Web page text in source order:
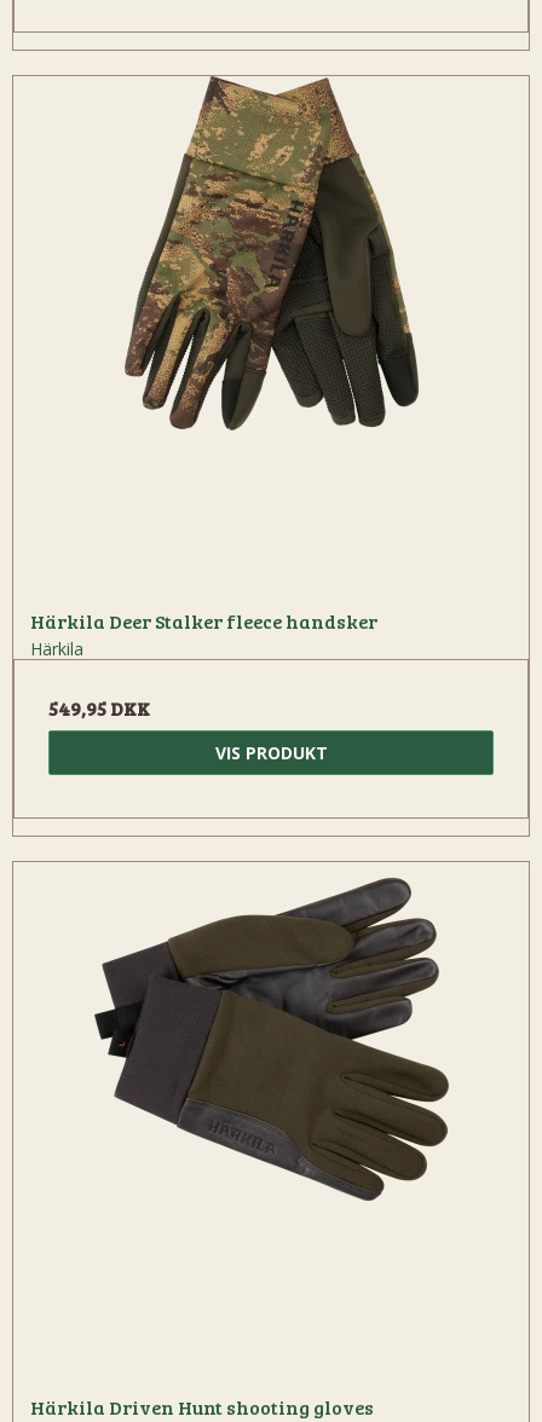
Härkila Deer Stalker fleece handsker
Härkila
549,95 DKK
VIS PRODUKT
Härkila Driven Hunt shooting gloves